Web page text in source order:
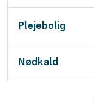
Plejebolig
Nødkald